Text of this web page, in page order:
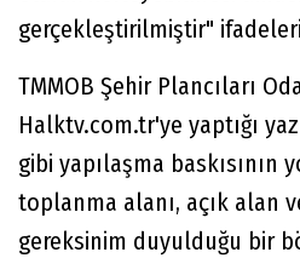
gerçekleştirilmiştir"
TMMOB Şehir Plancıları
Halktv.com.tr'ye yaptığı
gibi yapılaşma baskısının
toplanma alanı, açık alan
gereksinim duyulduğu bir